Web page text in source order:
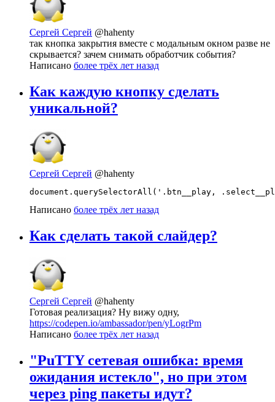
Сергей Сергей @hahenty
так кнопка закрытия вместе с модальным окном разве не
скрывается? зачем снимать обработчик события?
Написано более трёх лет назад
Как каждую кнопку сделать
уникальной?
Сергей Сергей @hahenty
document.querySelectorAll('.btn__play,
Написано более трёх лет назад
Как сделать такой слайдер?
Сергей Сергей @hahenty
Готовая реализация? Ну вижу одну,
https://codepen.io/ambassador/pen/yLogrPm
Написано более трёх лет назад
"PuTTY сетевая ошибка: время
ожидания истекло", но при этом
через ping пакеты идут?